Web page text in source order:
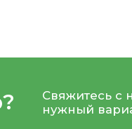
Свяжитесь с
нужный